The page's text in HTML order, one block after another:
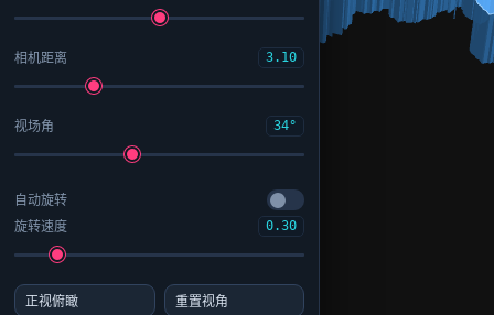
相机距离 3.10
视场角 34°
自动旋转
旋转速度
0.30
正视俯瞰 重置视角